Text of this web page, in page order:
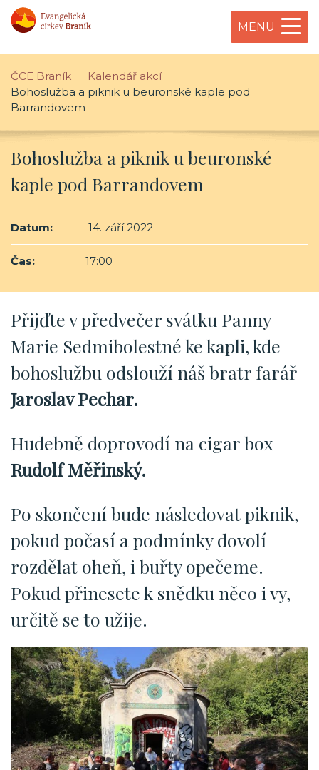
MENU
ČCE Braník
Kalendář akcí
Bohoslužba a piknik u beuronské kaple pod
Barrandovem
Bohoslužba a piknik u beuronské
kaple pod Barrandovem
Datum: 14. září 2022
Čas: 17:00
Přijďte v předvečer svátku Panny
Marie Sedmibolestné ke kapli, kde
bohoslužbu odslouží náš bratr farář
Jaroslav Pechar.
Hudebně doprovodí na cigar box
Rudolf Měřinský.
Po skončení bude následovat piknik,
pokud počasí a podmínky dovolí
rozdělat oheň, i buřty opečeme.
Pokud přinesete k snědku něco i vy,
určitě se to užije.